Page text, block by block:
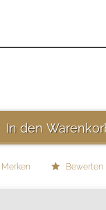
In den
Merken Bewerten